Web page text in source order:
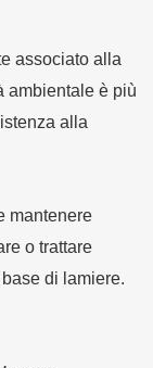
associato alla
ambientale è più
alla
mantenere
o trattare
di lamiere.